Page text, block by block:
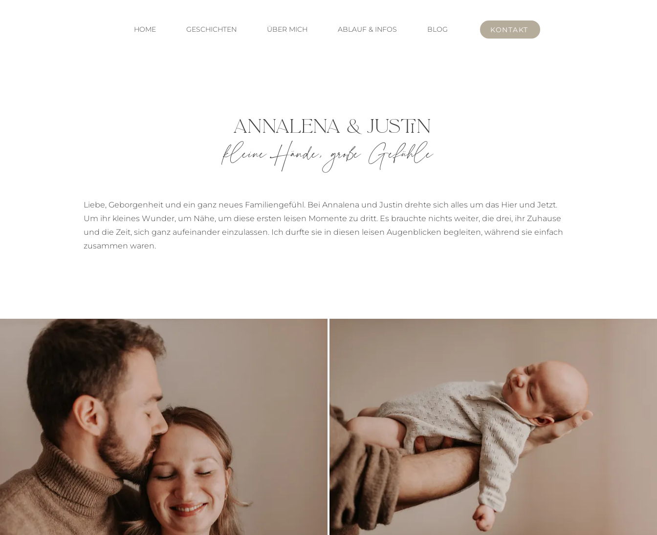
HOME GESCHICHTEN ÜBER MICH ABLAUF & INFOS BLOG KONTAKT
kleine Hände, große Gefühle
ANNALENA & JUSTIN
Liebe, Geborgenheit und ein ganz neues Familiengefühl. Bei Annalena und Justin drehte sich alles um das Hier und Jetzt.
Um ihr kleines Wunder, um Nähe, um diese ersten leisen Momente zu dritt. Es brauchte nichts weiter, die drei, ihr Zuhause
und die Zeit, sich ganz aufeinander einzulassen. Ich durfte sie in diesen leisen Augenblicken begleiten, während sie einfach
zusammen waren.